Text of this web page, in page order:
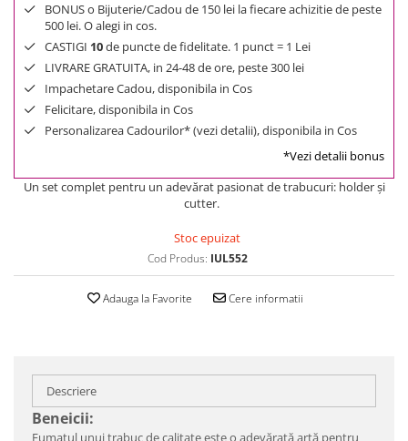
BONUS o Bijuterie/Cadou de 150 lei la fiecare achizitie de peste
500 lei. O alegi in cos.
CASTIGI 10de puncte de fidelitate. 1 punct = 1 Lei
LIVRARE GRATUITA, in 24-48 de ore, peste 300 lei
Impachetare Cadou, disponibila in Cos
Felicitare, disponibila in Cos
Personalizarea Cadourilor* (vezi detalii), disponibila in Cos
*Vezi detalii bonus
Un set complet pentru un adevărat pasionat de trabucuri: holder și
cutter.
Stoc epuizat
Cod Produs: IUL552
Adauga la Favorite Cere informatii
Descriere
Beneicii:
Fumatul unui trabuc de calitate este o adevărată artă pentru